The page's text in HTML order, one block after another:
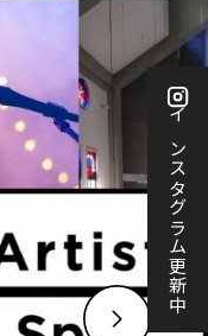
インスタグラム更新中